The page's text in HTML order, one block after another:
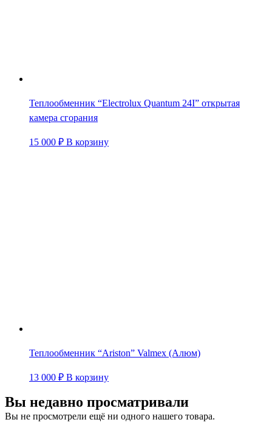
Теплообменник “Electrolux Quantum 24I” открытая
камера сгорания
15 000 ₽ В корзину
Теплообменник “Ariston” Valmex (Алюм)
13 000 ₽ В корзину
Вы недавно просматривали
Вы не просмотрели ещё ни одного нашего товара.